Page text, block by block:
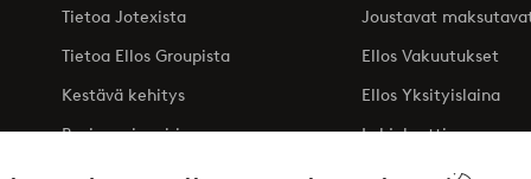
Tietoa Jotexista
Tietoa Ellos Groupista
Kestävä kehitys
Business inquiries
Saavutettavuusseloste
Joustavat
Ellos Vakuutukset
Ellos Yksityislaina
Lahjakortti